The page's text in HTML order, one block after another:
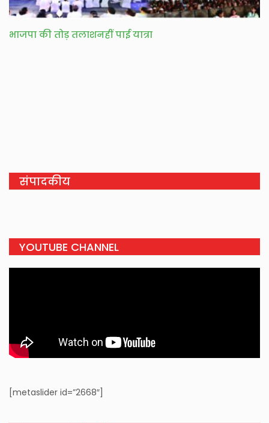
भाजपा की तोड़ तलाशनहीं पाई यात्रा
संपादकीय
YOUTUBE CHANNEL
[metaslider id=”2668″]